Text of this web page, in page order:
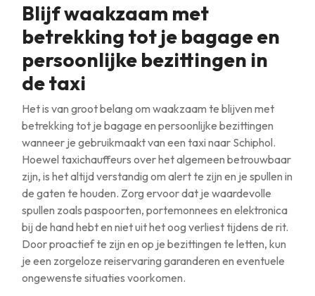
Blijf waakzaam met
betrekking tot je bagage en
persoonlijke bezittingen in
de taxi
Het is van groot belang om waakzaam te blijven met
betrekking tot je bagage en persoonlijke bezittingen
wanneer je gebruikmaakt van een taxi naar Schiphol.
Hoewel taxichauffeurs over het algemeen betrouwbaar
zijn, is het altijd verstandig om alert te zijn en je spullen in
de gaten te houden. Zorg ervoor dat je waardevolle
spullen zoals paspoorten, portemonnees en elektronica
bij de hand hebt en niet uit het oog verliest tijdens de rit.
Door proactief te zijn en op je bezittingen te letten, kun
je een zorgeloze reiservaring garanderen en eventuele
ongewenste situaties voorkomen.